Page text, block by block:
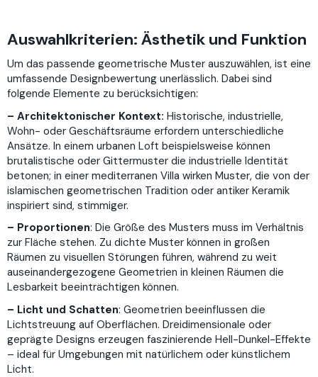
Auswahlkriterien: Ästhetik und Funktion
Um das passende geometrische Muster auszuwählen, ist eine
umfassende Designbewertung unerlässlich. Dabei sind
folgende Elemente zu berücksichtigen:
– Architektonischer Kontext: Historische, industrielle,
Wohn- oder Geschäftsräume erfordern unterschiedliche
Ansätze. In einem urbanen Loft beispielsweise können
brutalistische oder Gittermuster die industrielle Identität
betonen; in einer mediterranen Villa wirken Muster, die von der
islamischen geometrischen Tradition oder antiker Keramik
inspiriert sind, stimmiger.
– Proportionen: Die Größe des Musters muss im Verhältnis
zur Fläche stehen. Zu dichte Muster können in großen
Räumen zu visuellen Störungen führen, während zu weit
auseinandergezogene Geometrien in kleinen Räumen die
Lesbarkeit beeinträchtigen können.
– Licht und Schatten: Geometrien beeinflussen die
Lichtstreuung auf Oberflächen. Dreidimensionale oder
geprägte Designs erzeugen faszinierende Hell-Dunkel-Effekte
– ideal für Umgebungen mit natürlichem oder künstlichem
Licht.